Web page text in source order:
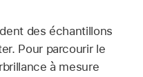
des échantillons
Pour parcourir le
à mesure